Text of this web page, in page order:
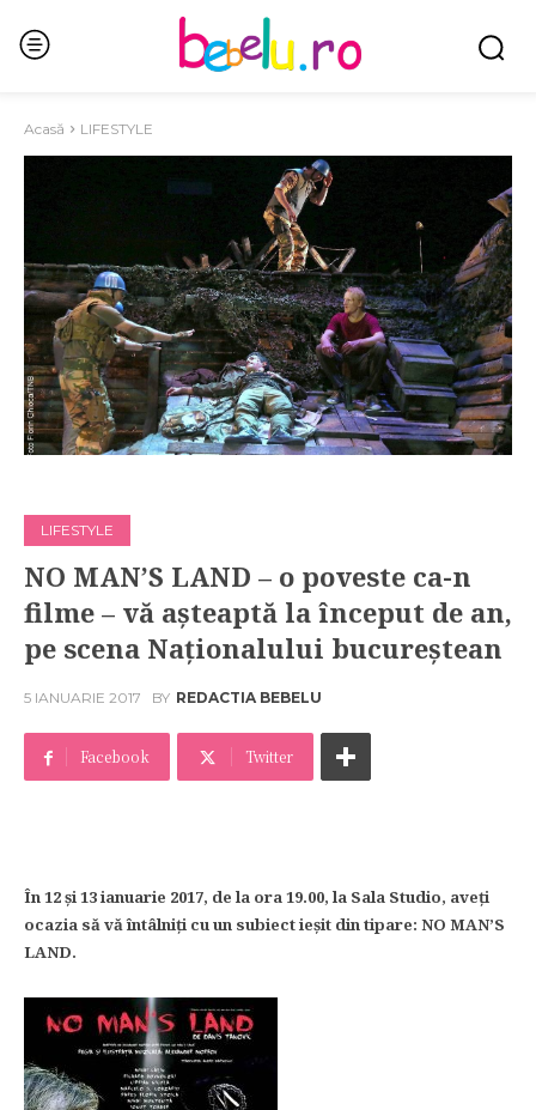
Acasă LIFESTYLE
LIFESTYLE
NO MAN’S LAND – o poveste ca-n
filme – vă aşteaptă la început de an,
pe scena Naţionalului bucureştean
5 IANUARIE 2017 BY REDACTIA BEBELU
Facebook Twitter
În 12 şi 13 ianuarie 2017, de la ora 19.00, la Sala Studio, aveţi
ocazia să vă întâlniţi cu un subiect ieşit din tipare: NO MAN’S
LAND.